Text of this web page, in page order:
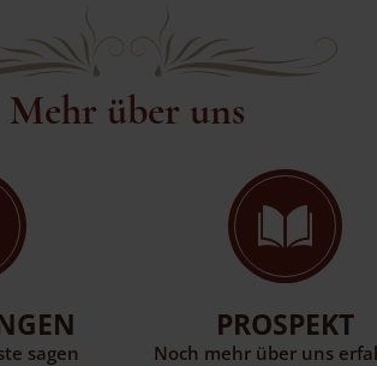
Mehr über uns
sagen
PROSPEKT
Noch mehr über uns